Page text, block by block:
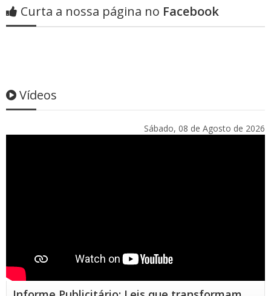
Curta a nossa página no Facebook
Vídeos
Sábado, 08 de Agosto de 2026